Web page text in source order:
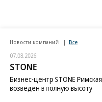
Новости компаний Все
07.08.2026
STONE
Бизнес-центр STONE Римская
возведен в полную высоту